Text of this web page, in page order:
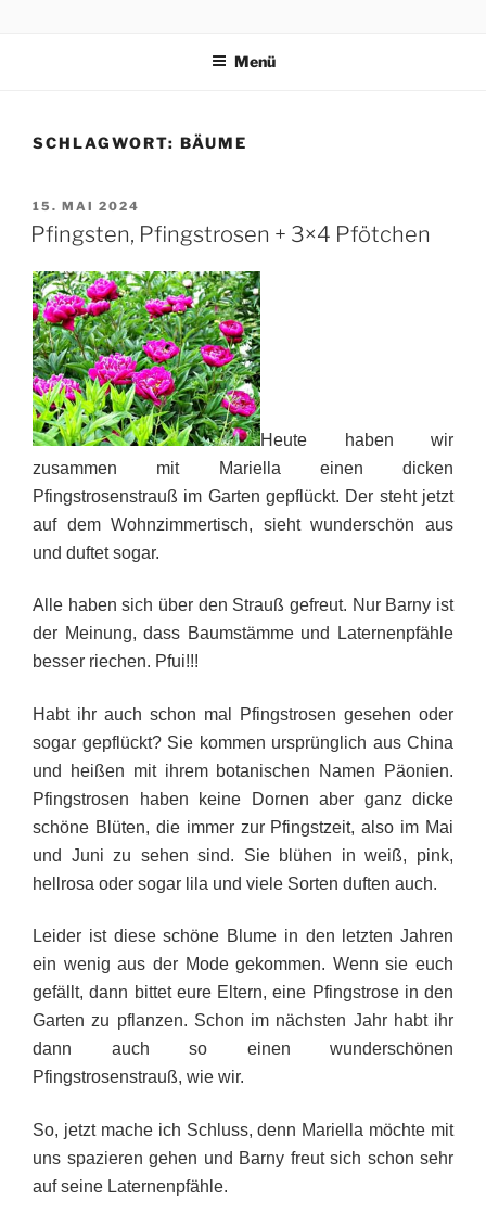
Menü
SCHLAGWORT: BÄUME
VERÖFFENTLICHT
AM
15. MAI 2024
Pfingsten, Pfingstrosen + 3×4 Pfötchen
Heute haben wir
zusammen mit Mariella einen dicken
Pfingstrosenstrauß im Garten gepflückt. Der steht jetzt
auf dem Wohnzimmertisch, sieht wunderschön aus
und duftet sogar.
Alle haben sich über den Strauß gefreut. Nur Barny ist
der Meinung, dass Baumstämme und Laternenpfähle
besser riechen. Pfui!!!
Habt ihr auch schon mal Pfingstrosen gesehen oder
sogar gepflückt? Sie kommen ursprünglich aus China
und heißen mit ihrem botanischen Namen Päonien.
Pfingstrosen haben keine Dornen aber ganz dicke
schöne Blüten, die immer zur Pfingstzeit, also im Mai
und Juni zu sehen sind. Sie blühen in weiß, pink,
hellrosa oder sogar lila und viele Sorten duften auch.
Leider ist diese schöne Blume in den letzten Jahren
ein wenig aus der Mode gekommen. Wenn sie euch
gefällt, dann bittet eure Eltern, eine Pfingstrose in den
Garten zu pflanzen. Schon im nächsten Jahr habt ihr
dann auch so einen wunderschönen
Pfingstrosenstrauß, wie wir.
So, jetzt mache ich Schluss, denn Mariella möchte mit
uns spazieren gehen und Barny freut sich schon sehr
auf seine Laternenpfähle.